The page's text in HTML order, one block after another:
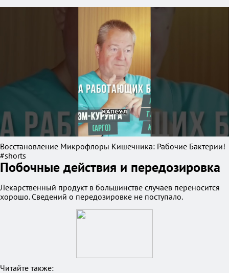
Восстановление Микрофлоры Кишечника: Рабочие Бактерии!
#shorts
Побочные действия и передозировка
Лекарственный продукт в большинстве случаев переносится
хорошо. Сведений о передозировке не поступало.
Читайте также: